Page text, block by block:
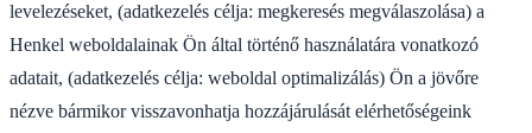
levelezéseket, (adatkezelés célja: megkeresés megválaszolása) a
Henkel weboldalainak Ön által történő használatára vonatkozó
adatait, (adatkezelés célja: weboldal optimalizálás) Ön a jövőre
nézve bármikor visszavonhatja hozzájárulását elérhetőségeink